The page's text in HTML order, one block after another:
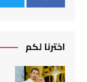
اخترنا لكم